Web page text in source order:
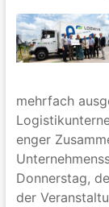
mehrfach
enger
Donnerstag,
der